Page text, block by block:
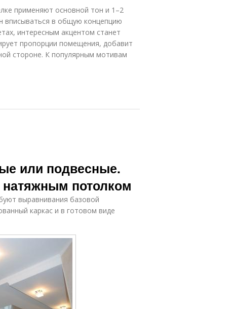
применяют основной тон и 1–2
вписываться в общую концепцию
интересным акцентом станет
пропорции помещения, добавит
стороне. К популярным мотивам
или подвесные.
потолком
выравнивания базовой
каркас и в готовом виде